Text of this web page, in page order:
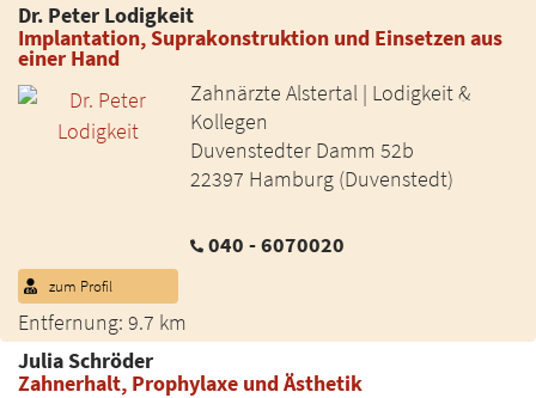
Dr. Peter Lodigkeit
Implantation, Suprakonstruktion und Einsetzen aus
einer Hand
Zahnärzte Alstertal | Lodigkeit &
Kollegen
Duvenstedter Damm 52b
22397 Hamburg (Duvenstedt)
040 - 6070020
Entfernung: 9.7 km
zum Profil
Julia Schröder
Zahnerhalt, Prophylaxe und Ästhetik